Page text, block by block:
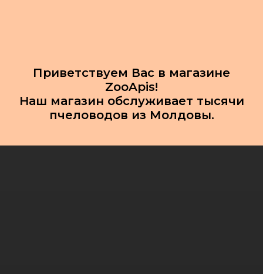
Приветствуем Вас в магазине
ZooApis!
Наш магазин обслуживает тысячи
пчеловодов из Молдовы.